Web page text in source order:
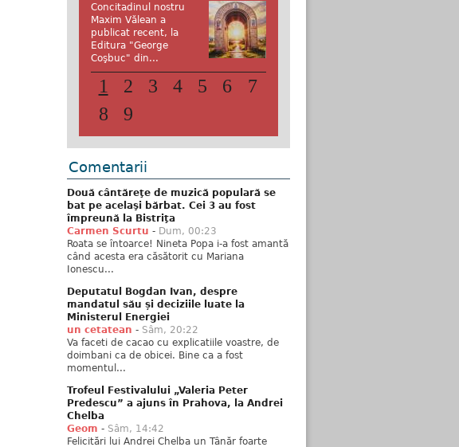
Concitadinul nostru
Maxim Vălean a
publicat recent, la
Editura "George
Coşbuc" din...
1 2 3 4 5 6
7
8
9
Comentarii
Două cântăreţe de muzică populară se
bat pe acelaşi bărbat. Cei 3 au fost
împreună la Bistriţa
Carmen Scurtu - Dum, 00:23
Roata se întoarce! Nineta Popa i-a fost amantă
când acesta era căsătorit cu Mariana
Ionescu...
Deputatul Bogdan Ivan, despre
mandatul său și deciziile luate la
Ministerul Energiei
un cetatean - Sâm, 20:22
Va faceti de cacao cu explicatiile voastre, de
doimbani ca de obicei. Bine ca a fost
momentul...
Trofeul Festivalului „Valeria Peter
Predescu” a ajuns în Prahova, la Andrei
Chelba
Geom - Sâm, 14:42
Felicitări lui Andrei Chelba un Tânăr foarte